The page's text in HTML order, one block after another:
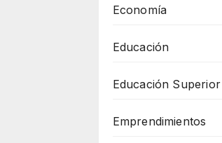
Economía
Educación
Educación Superior
Emprendimientos